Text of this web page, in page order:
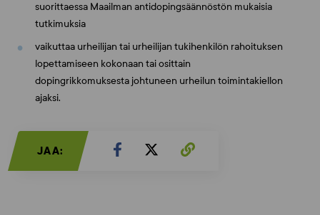
suorittaessa Maailman antidopingsäännöstön mukaisia
tutkimuksia
vaikuttaa urheilijan tai urheilijan tukihenkilön rahoituksen
lopettamiseen kokonaan tai osittain
dopingrikkomuksesta johtuneen urheilun toimintakiellon
ajaksi.
JAA: